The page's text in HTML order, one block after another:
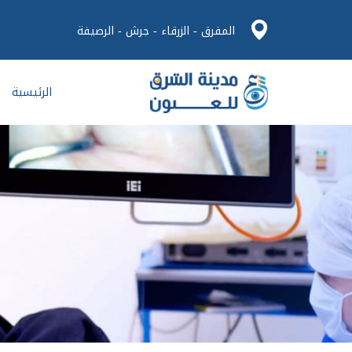
المفرق - الزرقاء - جرش - الرصيفة
الرئيسية